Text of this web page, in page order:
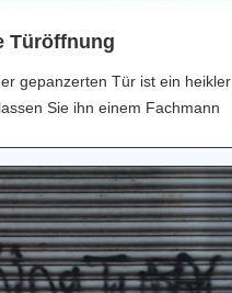
Türöffnung
gepanzerten Tür ist ein heikler
Sie ihn einem Fachmann